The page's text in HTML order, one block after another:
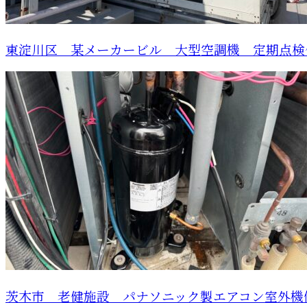
東淀川区 某メーカービル 大型空調機 定期点検
茨木市 老健施設 パナソニック製エアコン室外機